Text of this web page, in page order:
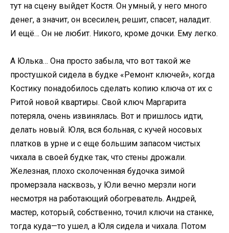
тут на сцену выйдет Костя. Он умный, у него много
денег, а значит, он всесилен, решит, спасет, наладит.
И ещё… Он не любит. Никого, кроме дочки. Ему легко.
А Юлька… Она просто забыла, что вот такой же
простушкой сидела в будке «Ремонт ключей», когда
Костику понадобилось сделать копию ключа от их с
Ритой новой квартиры. Свой ключ Маргарита
потеряла, очень извинялась. Вот и пришлось идти,
делать новый. Юля, вся больная, с кучей носовых
платков в урне и с еще большим запасом чистых
чихала в своей будке так, что стены дрожали.
Железная, плохо сколоченная будочка зимой
промерзала насквозь, у Юли вечно мерзли ноги
несмотря на работающий обогреватель. Андрей,
мастер, который, собственно, точил ключи на станке,
тогда куда—то ушел, а Юля сидела и чихала. Потом